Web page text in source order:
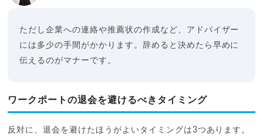
ただし企業への連絡や推薦状の作成など、アドバイザー
には多少の手間がかかります。辞めると決めたら早めに
伝えるのがマナーです。
ワークポートの退会を避けるべきタイミング
反対に、退会を避けたほうがよいタイミングは3つあります。